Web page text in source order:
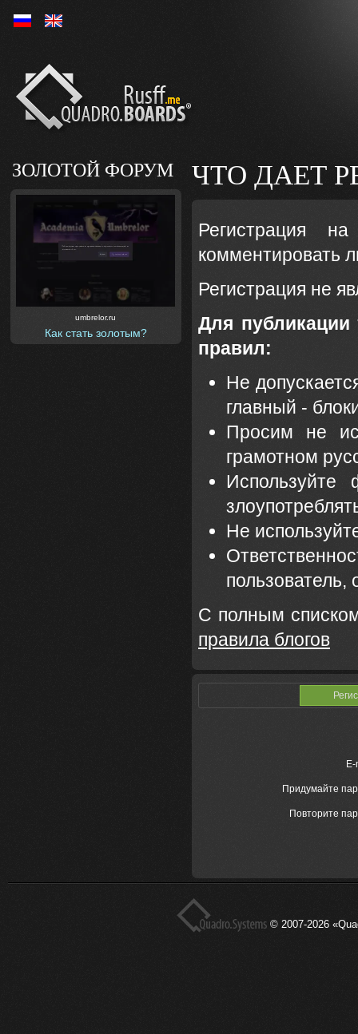
Ру En
ЗОЛОТОЙ ФОРУМ
umbrelor.ru
Как стать золотым?
ЧТО ДАЕТ
Регистрация
комментировать
Регистрация не
Для публикации
правил:
Не
главный -
Просим не
грамотном
Используйте
Не
С полным
правила блогов
Придумайте
Повторите
© 2007-2026